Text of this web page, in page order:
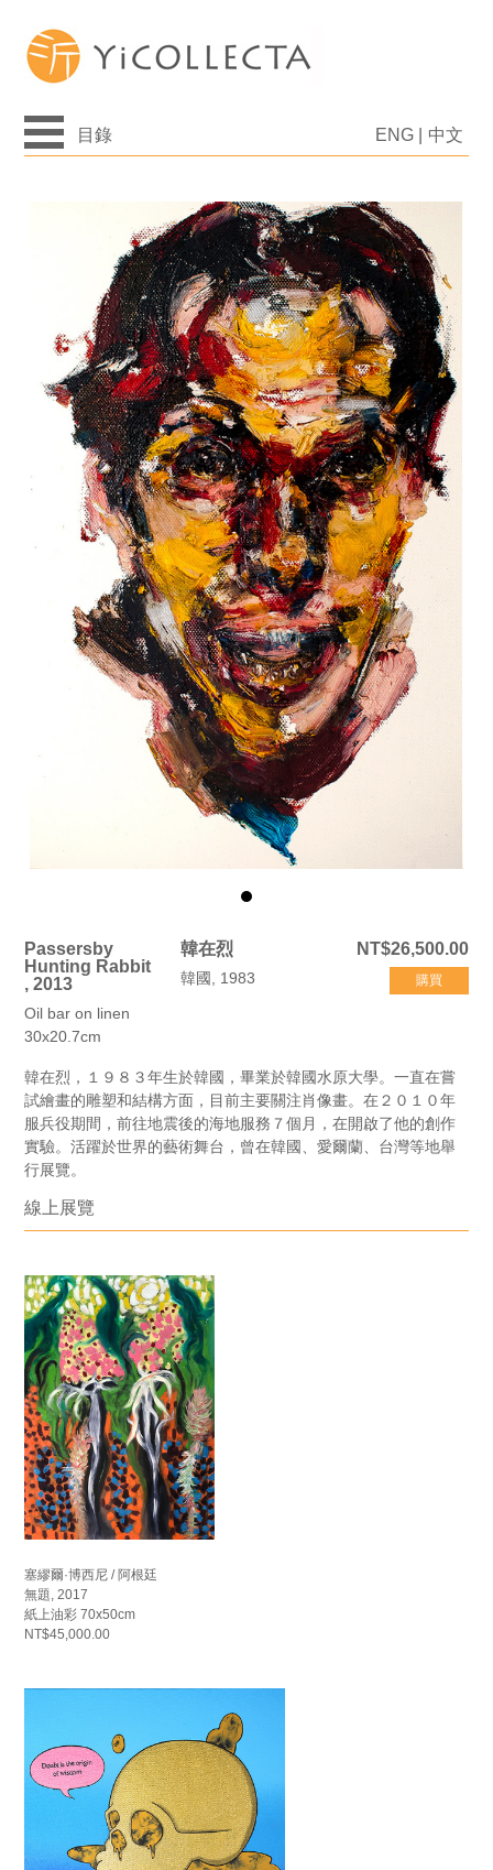
目錄 ENG 中文
Passersby
Hunting Rabbit
, 2013
Oil bar on linen
30x20.7cm
韓在烈
韓國, 1983
NT$26,500.00
購買
韓在烈，１９８３年生於韓國，畢業於韓國水原大學。一直在嘗
試繪畫的雕塑和結構方面，目前主要關注肖像畫。在２０１０年
服兵役期間，前往地震後的海地服務７個月，在開啟了他的創作
實驗。活躍於世界的藝術舞台，曾在韓國、愛爾蘭、台灣等地舉
行展覽。
線上展覽
塞繆爾·博西尼 / 阿根廷
無題, 2017
紙上油彩 70x50cm
NT$45,000.00